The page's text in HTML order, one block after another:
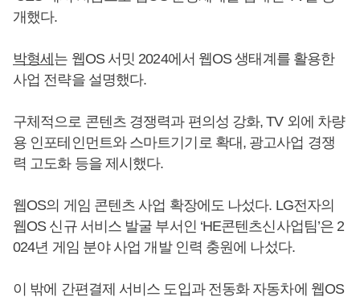
개했다.
박형세 는 웹OS 서밋 2024에서 웹OS 생태계를 활용한
사업 전략을 설명했다.
구체적으로 콘텐츠 경쟁력과 편의성 강화, TV 외에 차량
용 인포테인먼트와 스마트기기로 확대, 광고사업 경쟁
력 고도화 등을 제시했다.
웹OS의 게임 콘텐츠 사업 확장에도 나섰다. LG전자의
웹OS 신규 서비스 발굴 부서인 ‘HE콘텐츠신사업팀’은 2
024년 게임 분야 사업 개발 인력 충원에 나섰다.
이 밖에 간편결제 서비스 도입과 전동화 자동차에 웹OS